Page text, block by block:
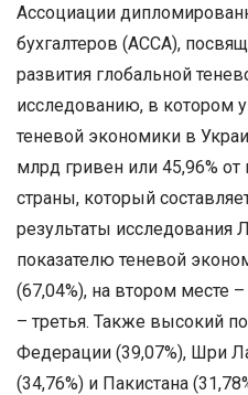
Ассоциации
бухгалтеров (ACCA),
развития глобальной
исследованию, в котором
теневой экономики в
млрд гривен или 45,96%
страны, который
результаты
показателю теневой
(67,04%), на втором месте
– третья. Также высокий
Федерации (39,07%), Шри
(34,76%) и Пакистана